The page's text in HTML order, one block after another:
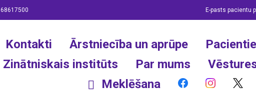
68617500 E-pasts pacientu
Kontakti Ārstniecība un aprūpe
Zinātniskais institūts
Par mums
Meklēšana